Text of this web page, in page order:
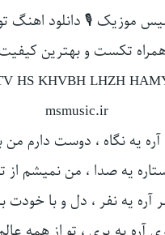
میس موزیک 🎙 دانلود
همراه تکست و بهترین
HS KHVBH LHZH
msmusic.ir
آره یه نگاه ، دوست دارم
یه صدا ، من نمیشم از
آره یه نفر ، دل و با خودت